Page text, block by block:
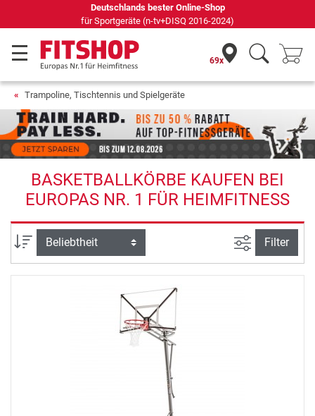
Seit 42 Jahren Ihr Experte für Heimfitness
69x
Trampoline, Tischtennis und Spielgeräte
BASKETBALLKÖRBE KAUFEN BEI
EUROPAS NR. 1 FÜR HEIMFITNESS
Sortierung Ansicht
Filter